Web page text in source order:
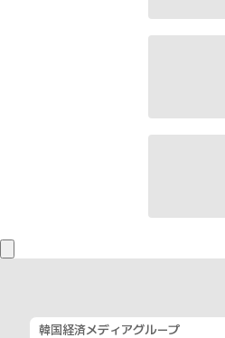
韓国経済メディアグループ